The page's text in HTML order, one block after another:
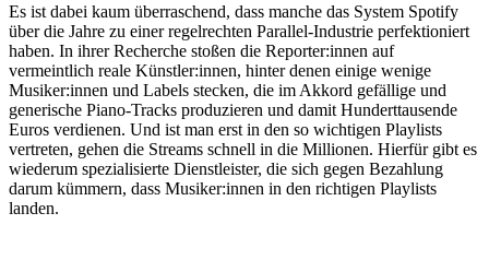
Es ist dabei kaum überraschend, dass manche das System Spotify
über die Jahre zu einer regelrechten Parallel-Industrie perfektioniert
haben. In ihrer Recherche stoßen die Reporter:innen auf
vermeintlich reale Künstler:innen, hinter denen einige wenige
Musiker:innen und Labels stecken, die im Akkord gefällige und
generische Piano-Tracks produzieren und damit Hunderttausende
Euros verdienen. Und ist man erst in den so wichtigen Playlists
vertreten, gehen die Streams schnell in die Millionen. Hierfür gibt es
wiederum spezialisierte Dienstleister, die sich gegen Bezahlung
darum kümmern, dass Musiker:innen in den richtigen Playlists
landen.